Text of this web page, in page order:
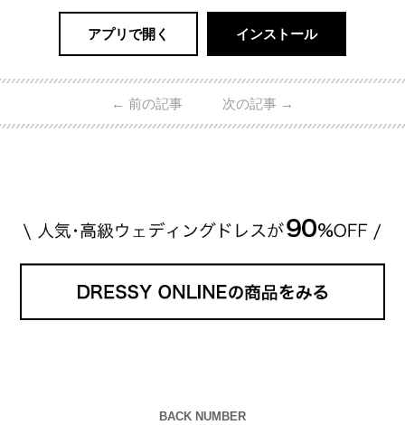
アプリで開く インストール
← 前の記事 次の記事 →
BACK NUMBER